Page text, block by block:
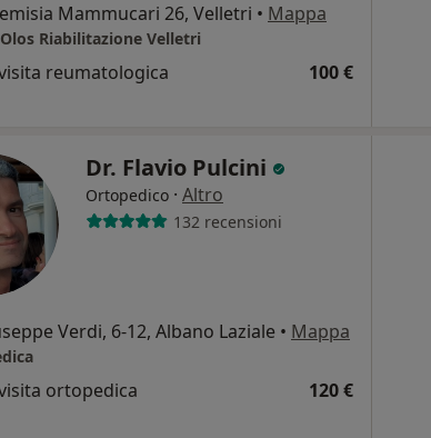
Mammucari 26, Velletri • Mappa
Riabilitazione Velletri
reumatologica 100 €
Dr. Flavio Pulcini
Ortopedico · Altro
132 recensioni
Verdi, 6-12, Albano Laziale • Mappa
ortopedica 120 €